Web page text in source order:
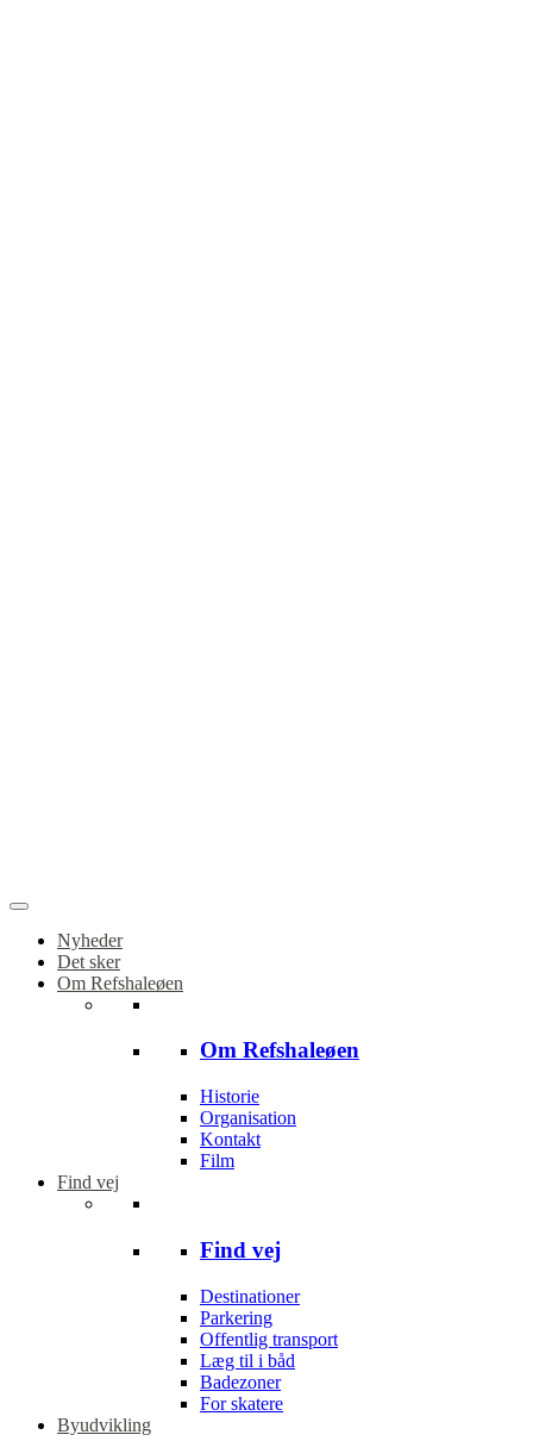
Nyheder
Det sker
Om Refshaleøen
Om Refshaleøen
Historie
Organisation
Kontakt
Film
Find vej
Find vej
Destinationer
Parkering
Offentlig transport
Læg til i båd
Badezoner
For skatere
Byudvikling